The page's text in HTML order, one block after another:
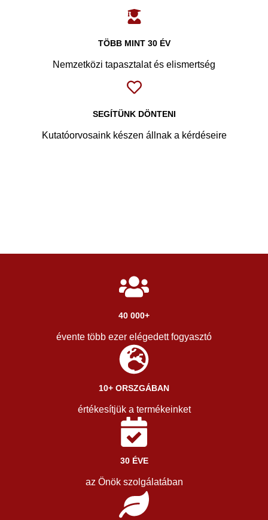
TÖBB MINT 30 ÉV
Nemzetközi tapasztalat és elismertség
SEGÍTÜNK DÖNTENI
Kutatóorvosaink készen állnak a kérdéseire
40 000+
évente több ezer elégedett fogyasztó
10+ ORSZGÁBAN
értékesítjük a termékeinket
30 ÉVE
az Önök szolgálatában